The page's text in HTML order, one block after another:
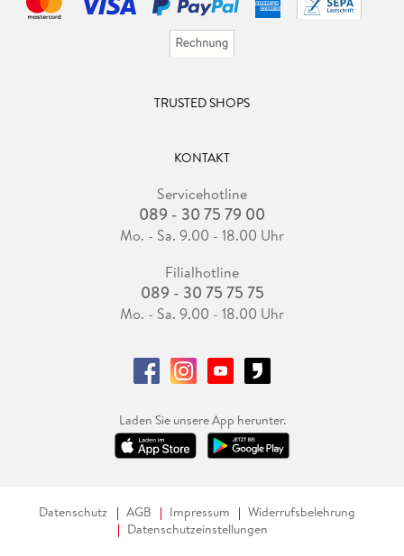
TRUSTED SHOPS
KONTAKT
Servicehotline
089 - 30 75 79 00
Mo. - Sa. 9.00 - 18.00 Uhr
Filialhotline
089 - 30 75 75 75
Mo. - Sa. 9.00 - 18.00 Uhr
Laden Sie unsere App herunter.
Datenschutz AGB Impressum
Widerrufsbelehrung
Datenschutzeinstellungen